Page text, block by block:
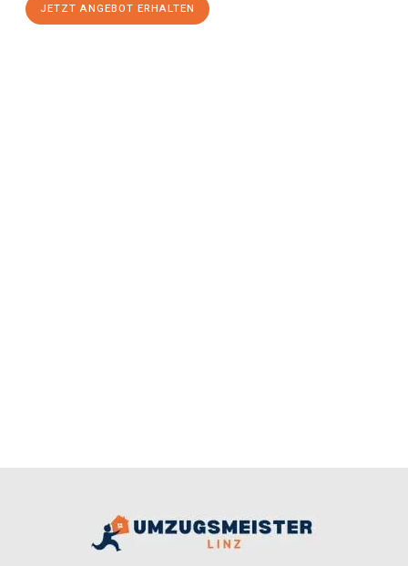
JETZT ANGEBOT ERHALTEN